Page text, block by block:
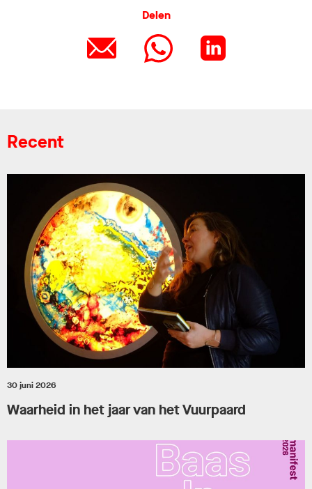
Delen
Recent
30 juni 2026
Waarheid in het jaar van het Vuurpaard